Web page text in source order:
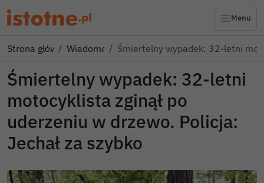
Menu
Strona głównaWiadomościŚmiertelny wypadek: 32-letni
Śmiertelny wypadek: 32-letni
motocyklista zginął po
uderzeniu w drzewo. Policja:
Jechał za szybko